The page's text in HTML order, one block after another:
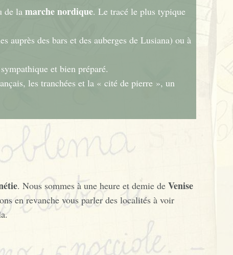
de la marche nordique. Le tracé le plus typique
auprès des bars et des auberges de Lusiana) ou à
et bien préparé.
les tranchées et la « cité de pierre », un
. Nous sommes à une heure et demie de Venise
en revanche vous parler des localités à voir